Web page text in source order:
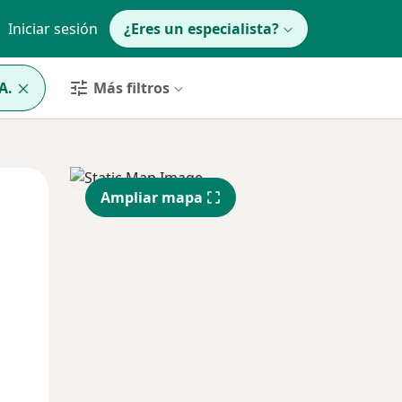
Iniciar sesión ¿Eres un especialista?
Más filtros
Mié
12 Ago
Jue
13 Ago
Ampliar mapa